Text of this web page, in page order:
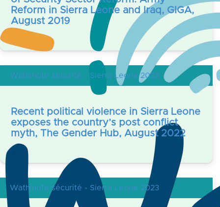
Reform in Sierra Leone and Iraq, GIGA,
August 2019
Wathinote sécurité - Sierra Leone 2023
Recent political violence in Sierra Leone
exposes the country’s post conflict
myth, The Gender Hub, August 2022
Wathinote sécurité - Sierra Leone 2023